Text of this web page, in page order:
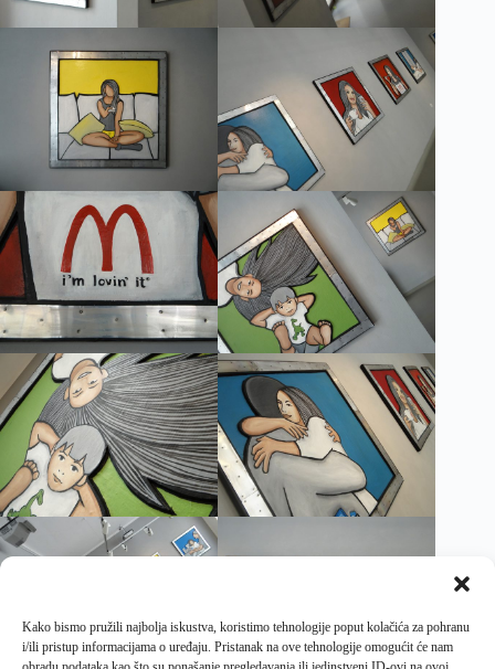
Kako bismo pružili najbolja iskustva, koristimo tehnologije poput kolačića za pohranu
i/ili pristup informacijama o uređaju. Pristanak na ove tehnologije omogućit će nam